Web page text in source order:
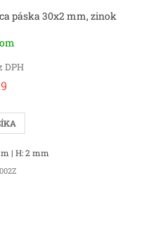
páska 30x2 mm, zinok
DPH
| H: 2 mm